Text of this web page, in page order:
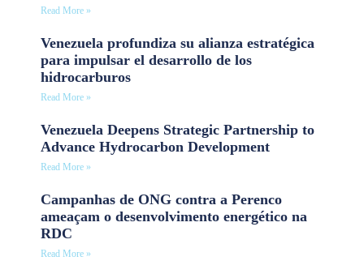
Read More »
Venezuela profundiza su alianza estratégica
para impulsar el desarrollo de los
hidrocarburos
Read More »
Venezuela Deepens Strategic Partnership to
Advance Hydrocarbon Development
Read More »
Campanhas de ONG contra a Perenco
ameaçam o desenvolvimento energético na
RDC
Read More »